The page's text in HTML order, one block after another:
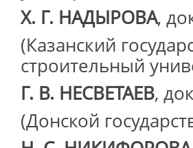
Х. Г. НАДЫРОВА,
(Казанский
строительный
Г. В. НЕСВЕТАЕВ,
(Донской